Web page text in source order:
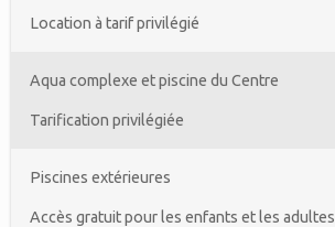
Location à tarif privilégié
Aqua complexe et piscine du Centre
Tarification privilégiée
Piscines extérieures
Accès gratuit pour les enfants et les adultes